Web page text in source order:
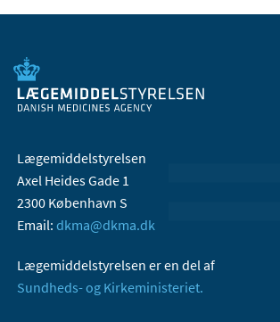
Lægemiddelstyrelsen
Axel Heides Gade 1
2300 København S
Email: dkma@dkma.dk
Lægemiddelstyrelsen er en del af
Sundheds- og Kirkeministeriet.